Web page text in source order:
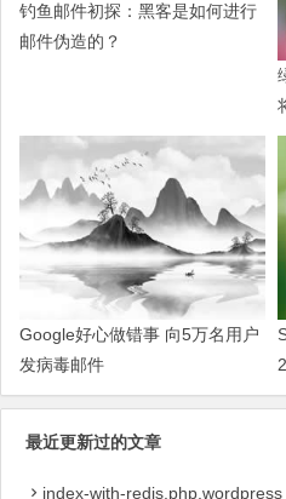
钓鱼邮件初探：黑客是如何进行
邮件伪造的？
Google好心做错事 向5万名用户
发病毒邮件
最近更新过的文章
index-with-